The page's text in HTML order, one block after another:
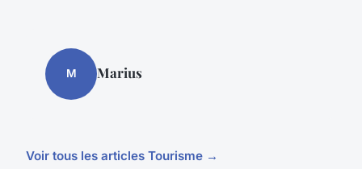
M Marius
Voir tous les articles Tourisme →